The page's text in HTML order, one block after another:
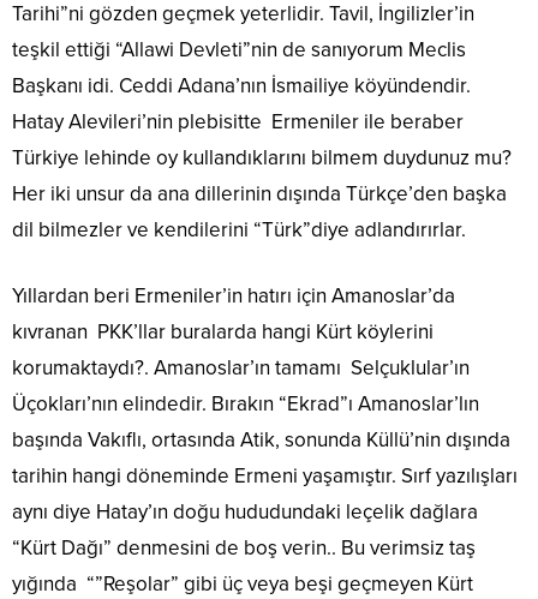
Tarihi”ni gözden geçmek yeterlidir. Tavil, İngilizler’in
teşkil ettiği “Allawi Devleti”nin de sanıyorum Meclis
Başkanı idi. Ceddi Adana’nın İsmailiye köyündendir.
Hatay Alevileri’nin plebisitte Ermeniler ile beraber
Türkiye lehinde oy kullandıklarını bilmem duydunuz mu?
Her iki unsur da ana dillerinin dışında Türkçe’den başka
dil bilmezler ve kendilerini “Türk”diye adlandırırlar.
Yıllardan beri Ermeniler’in hatırı için Amanoslar’da
kıvranan PKK’llar buralarda hangi Kürt köylerini
korumaktaydı?. Amanoslar’ın tamamı Selçuklular’ın
Üçokları’nın elindedir. Bırakın “Ekrad”ı Amanoslar’lın
başında Vakıflı, ortasında Atik, sonunda Küllü’nin dışında
tarihin hangi döneminde Ermeni yaşamıştır. Sırf yazılışları
aynı diye Hatay’ın doğu hududundaki leçelik dağlara
“Kürt Dağı” denmesini de boş verin.. Bu verimsiz taş
yığında “”Reşolar” gibi üç veya beşi geçmeyen Kürt